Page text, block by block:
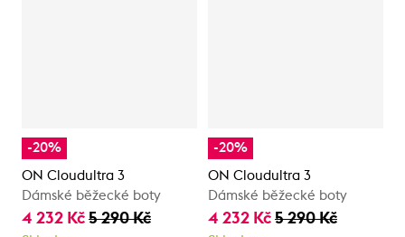
-20%
ON Cloudultra 3
Dámské běžecké boty
4 232 Kč 5 290 Kč
-20%
ON Cloudultra 3
Dámské běžecké boty
4 232 Kč 5 290 Kč